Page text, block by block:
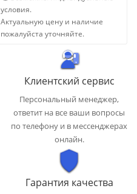
условия.
Актуальную цену и наличие
пожалуйста уточняйте.
Клиентский сервис
Персональный менеджер,
ответит на все ваши вопросы
по телефону и в мессенджерах
онлайн.
Гарантия качества